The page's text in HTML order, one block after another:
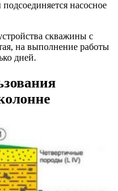
насосное
скважины с
на выполнение работы
дней.